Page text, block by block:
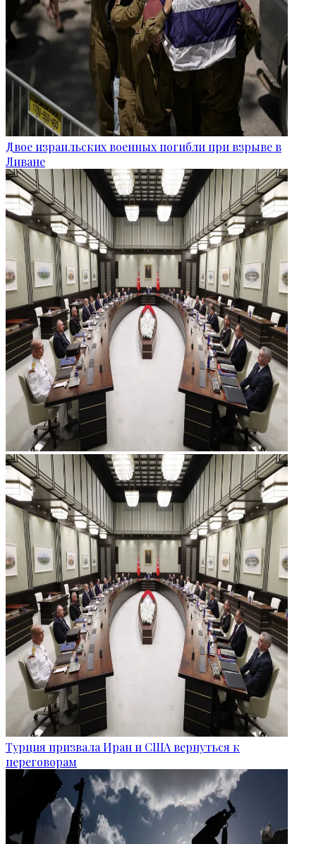
Двое израильских военных погибли при взрыве в
Ливане
Турция призвала Иран и США вернуться к
переговорам